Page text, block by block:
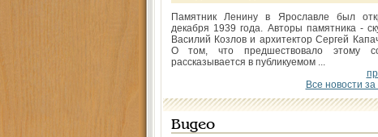
Памятник Ленину в Ярославле был
декабря 1939 года. Авторы памятника -
Василий Козлов и архитектор Сергей
О том, что предшествовало этому
рассказывается в публикуемом ...
Все новости за
Видео